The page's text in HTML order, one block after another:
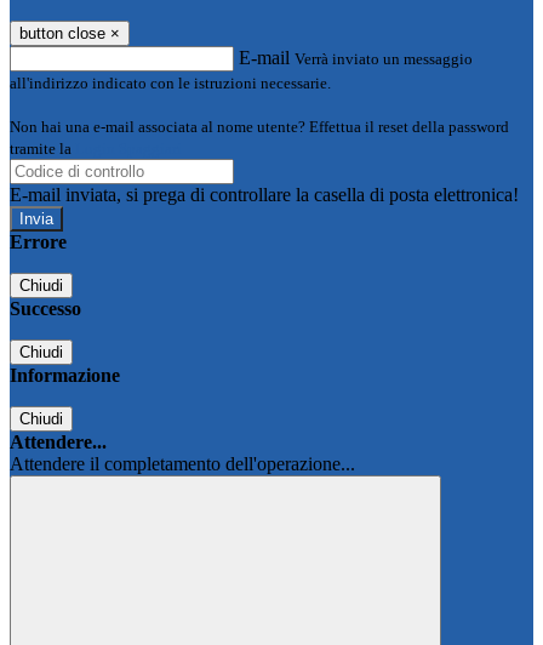
button close ×
E-mail Verrà inviato un messaggio
all'indirizzo indicato con le istruzioni necessarie.
Non hai una e-mail associata al nome utente? Effettua il reset della password
tramite la
E-mail inviata, si prega di controllare la casella di posta elettronica!
Errore
Chiudi
Successo
Chiudi
Informazione
Chiudi
Attendere...
Attendere il completamento dell'operazione...